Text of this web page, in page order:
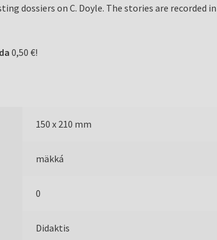
dossiers on C. Doyle. The stories are recorded
0,50 €!
150 x 210 mm
mäkká
0
Didaktis